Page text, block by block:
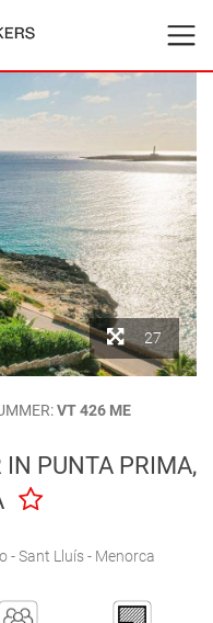
27
IN PUNTA PRIMA,
VT 426 ME
PUNTA PRIMA,
- Sant Lluís - Menorca